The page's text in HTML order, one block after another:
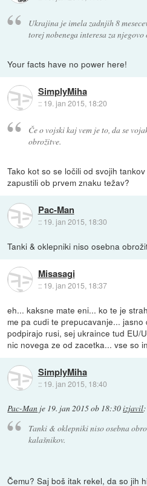
Ukrajina je imela zadnjih 8
torej nobenega interesa za
Your facts have no power here!
SimplyMiha
:: 19. jan 2015, 18:20
Če o vojski kaj vem je to, da se
obrožitve.
Tako kot so se ločili od svojih
zapustili ob prvem znaku težav?
Pac-Man
:: 19. jan 2015, 18:30
Tanki & oklepniki niso osebna
Misasagi
:: 19. jan 2015, 18:37
eh... kaksne mate eni... ko te je
me pa cudi te prepucavanje...
podpirajo rusi, sej ukraince tud EU/
nic novega ze od zacetka... vse so
SimplyMiha
:: 19. jan 2015, 18:40
Pac-Man je 19. jan 2015 ob 18:30izjavil:
Tanki & oklepniki niso osebna
kalašnikov.
Čemu? Saj boš itak rekel, da so jih